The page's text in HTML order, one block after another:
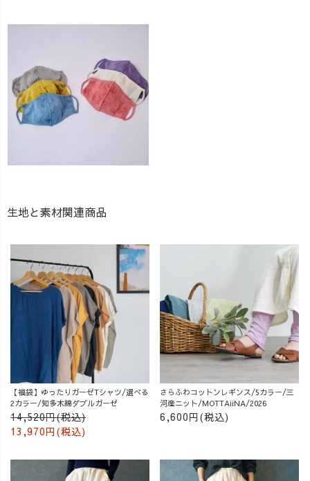
生地と素材関連商品
【福袋】ゆったりガーゼTシャツ/選べる
2カラー/知多木綿ダブルガーゼ
14,520円(税込)
13,970円(税込)
さらふわコットンレギンス/5カラー/三
河産ニット/MOTTAiiNA/2026
6,600円(税込)